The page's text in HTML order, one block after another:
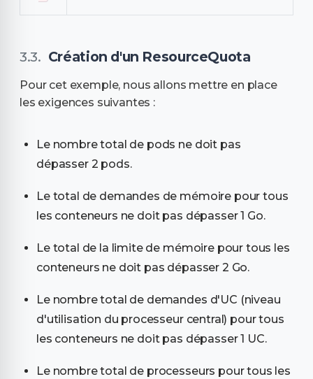
Création d'un ResourceQuota
Pour cet exemple, nous allons mettre en place
les exigences suivantes :
Le nombre total de pods ne doit pas
dépasser 2 pods.
Le total de demandes de mémoire pour tous
les conteneurs ne doit pas dépasser 1 Go.
Le total de la limite de mémoire pour tous les
conteneurs ne doit pas dépasser 2 Go.
Le nombre total de demandes d'UC (niveau
d'utilisation du processeur central) pour tous
les conteneurs ne doit pas dépasser 1 UC.
Le nombre total de processeurs pour tous les